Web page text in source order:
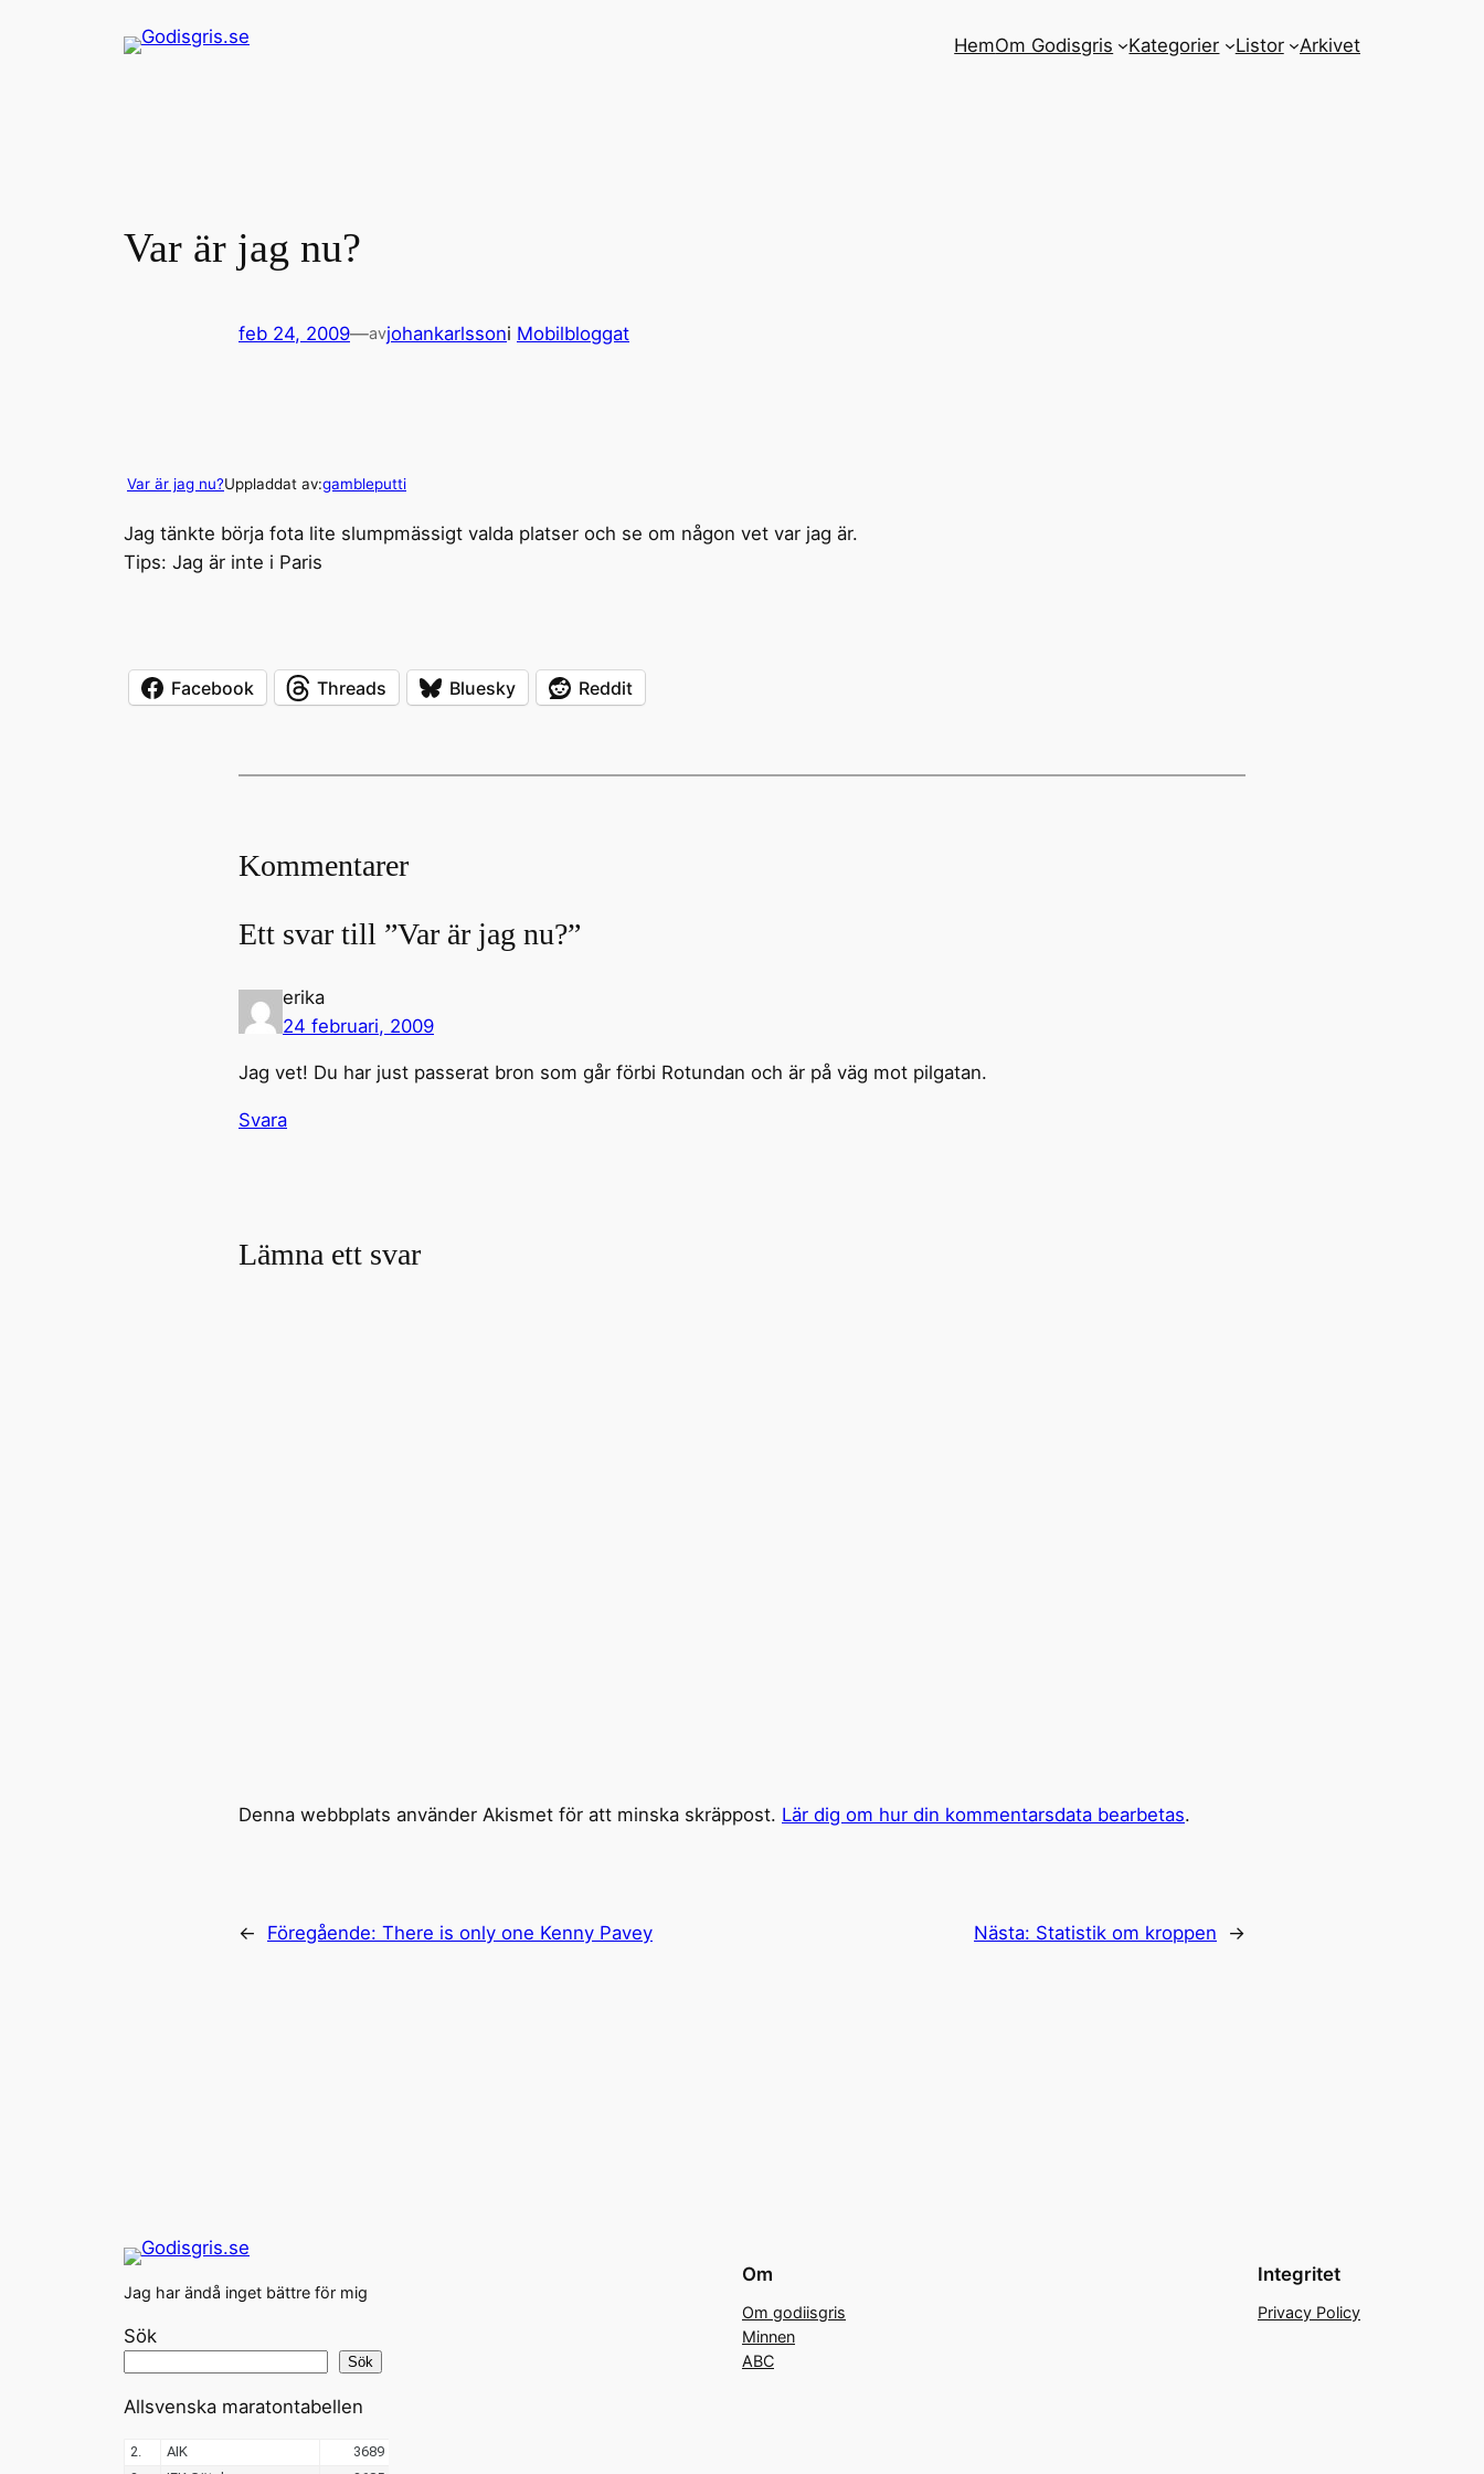
HemOm Godisgris Kategorier Listor Arkivet
Var är jag nu?
feb 24, 2009—avjohankarlssoni Mobilbloggat
Var är jag nu?Uppladdat av:gambleputti
Jag tänkte börja fota lite slumpmässigt valda platser och se om någon vet var jag är.
Tips: Jag är inte i Paris
Facebook Threads Bluesky Reddit
Kommentarer
Ett svar till ”Var är jag nu?”
erika
24 februari, 2009
Jag vet! Du har just passerat bron som går förbi Rotundan och är på väg mot pilgatan.
Svara
Lämna ett svar
Denna webbplats använder Akismet för att minska skräppost. Lär dig om hur din kommentarsdata bearbetas.
← Föregående: There is only one Kenny Pavey Nästa: Statistik om kroppen →
Jag har ändå inget bättre för mig
Sök
Sök
Om
Om godiisgris
Minnen
ABC
Integritet
Privacy Policy
Allsvenska maratontabellen